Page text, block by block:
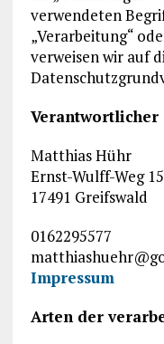
verwendeten
„Verarbeitung“
verweisen wir auf
Verantwortlicher
Matthias Hühr
Ernst-Wulff-Weg 15
17491 Greifswald
0162295577
Impressum
Arten der